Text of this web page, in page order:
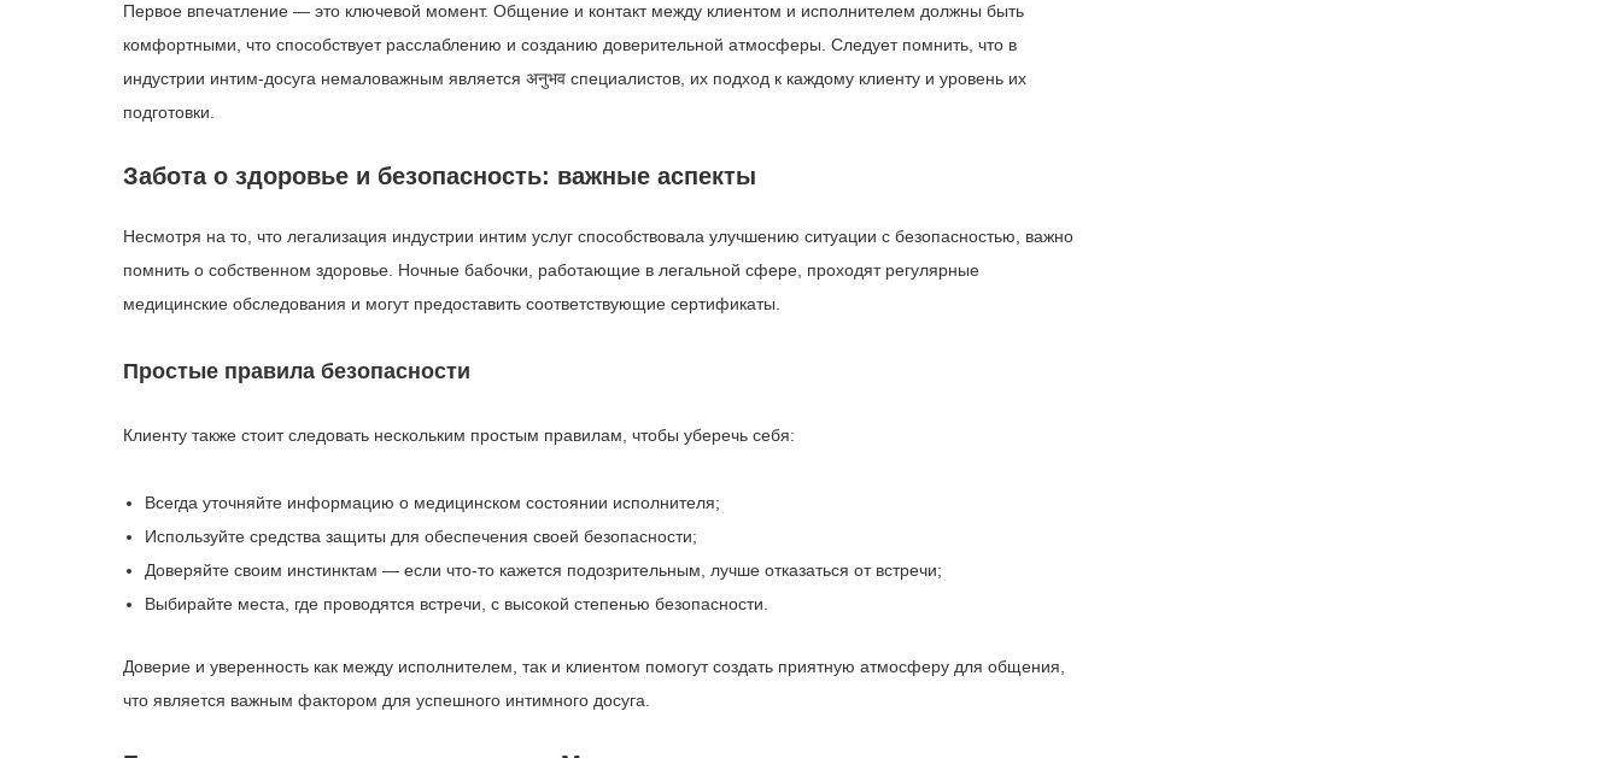
Первое впечатление — это ключевой момент. Общение и контакт между клиентом и исполнителем должны быть
комфортными, что способствует расслаблению и созданию доверительной атмосферы. Следует помнить, что в
индустрии интим-досуга немаловажным является अनुभव специалистов, их подход к каждому клиенту и уровень их
подготовки.
Забота о здоровье и безопасность: важные аспекты
Несмотря на то, что легализация индустрии интим услуг способствовала улучшению ситуации с безопасностью, важно
помнить о собственном здоровье. Ночные бабочки, работающие в легальной сфере, проходят регулярные
медицинские обследования и могут предоставить соответствующие сертификаты.
Простые правила безопасности
Клиенту также стоит следовать нескольким простым правилам, чтобы уберечь себя:
Всегда уточняйте информацию о медицинском состоянии исполнителя;
Используйте средства защиты для обеспечения своей безопасности;
Доверяйте своим инстинктам — если что-то кажется подозрительным, лучше отказаться от встречи;
Выбирайте места, где проводятся встречи, с высокой степенью безопасности.
Доверие и уверенность как между исполнителем, так и клиентом помогут создать приятную атмосферу для общения,
что является важным фактором для успешного интимного досуга.